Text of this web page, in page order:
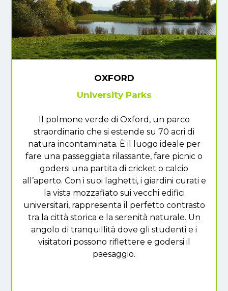
OXFORD
University Parks
Il polmone verde di Oxford, un parco
straordinario che si estende su 70 acri di
natura incontaminata. È il luogo ideale per
fare una passeggiata rilassante, fare picnic o
godersi una partita di cricket o calcio
all’aperto. Con i suoi laghetti, i giardini curati e
la vista mozzafiato sui vecchi edifici
universitari, rappresenta il perfetto contrasto
tra la città storica e la serenità naturale. Un
angolo di tranquillità dove gli studenti e i
visitatori possono riflettere e godersi il
paesaggio.